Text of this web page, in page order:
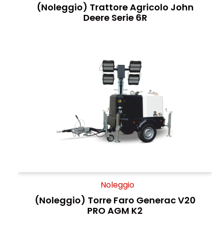
(Noleggio) Trattore Agricolo John
Deere Serie 6R
Noleggio
(Noleggio) Torre Faro Generac V20
PRO AGM K2